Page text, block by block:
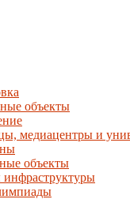
объекты
медиацентры и
объекты